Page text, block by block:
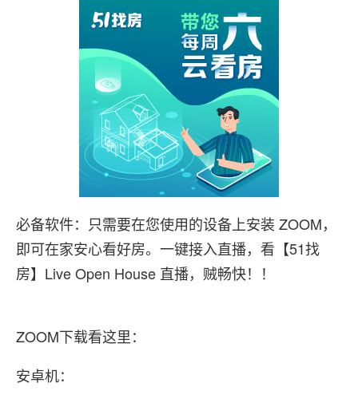
必备软件：只需要在您使用的设备上安装 ZOOM，
即可在家安心看好房。一键接入直播，看【51找
房】Live Open House 直播，贼畅快！！
ZOOM下载看这里：
安卓机：